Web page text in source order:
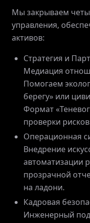
Мы закрываем
управления,
активов:
Стратегия и
Медиация
Помогаем
берегу» или
Формат
проверки
Операционная
Внедрение
автоматизации
прозрачной
на ладони.
Кадровая
Инженерный